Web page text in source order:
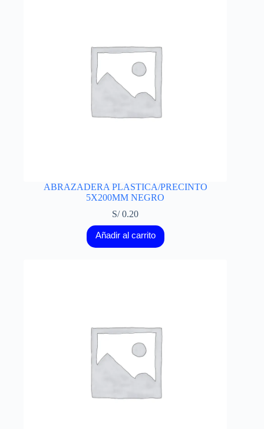
ABRAZADERA PLASTICA/PRECINTO
5X200MM NEGRO
S/0.20
Añadir al carrito